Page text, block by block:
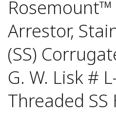
Rosemount™
Arrestor,
(SS)
G. W. Lisk #
Threaded